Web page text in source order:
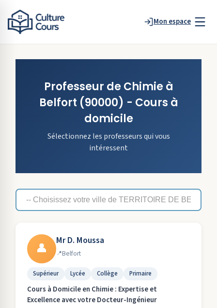
Mon espace
Professeur de Chimie à
Belfort (90000) - Cours à
domicile
Sélectionnez les professeurs qui vous
intéressent
👤 Mr D. Moussa
Belfort
Supérieur Lycée Collège Primaire
Cours à Domicile en Chimie : Expertise et
Excellence avec votre Docteur-Ingénieur